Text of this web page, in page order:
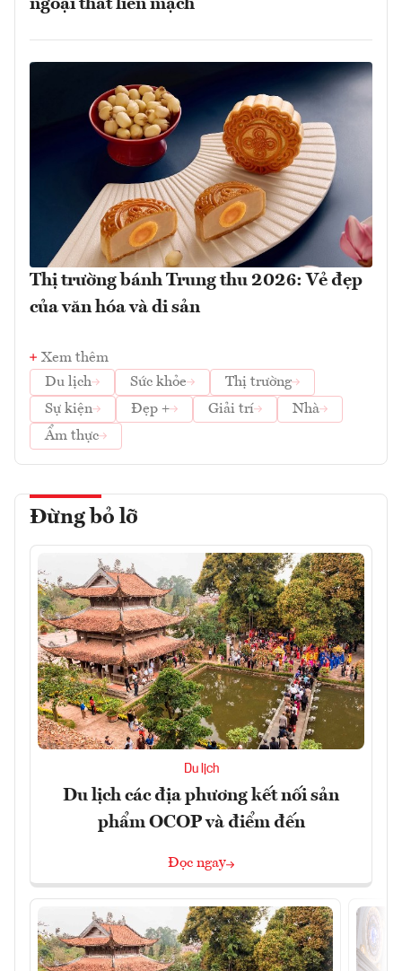
ngoại thất liền mạch
Thị trường bánh Trung thu 2026: Vẻ đẹp
của văn hóa và di sản
Xem thêm
Du lịch
Sức khỏe
Thị trường
Sự kiện
Đẹp + Giải trí
Nhà
Ẩm thực
Đừng bỏ lỡ
Du lịch
Du lịch các địa phương kết nối sản
phẩm OCOP và điểm đến
Đọc ngay